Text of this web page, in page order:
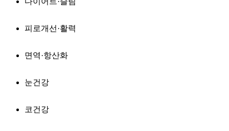
피로개선·활력
면역·항산화
눈건강
코건강